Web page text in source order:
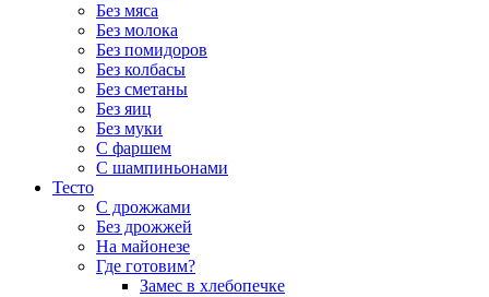
Без мяса
Без молока
Без помидоров
Без колбасы
Без сметаны
Без яиц
Без муки
С фаршем
С шампиньонами
Тесто
С дрожжами
Без дрожжей
На майонезе
Где готовим?
Замес в хлебопечке